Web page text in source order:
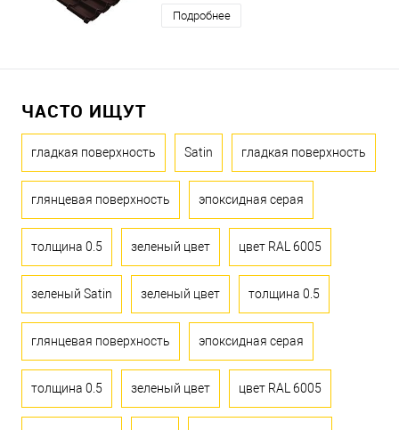
Подробнее
ЧАСТО ИЩУТ
гладкая поверхность Satin гладкая поверхность
глянцевая поверхность эпоксидная серая
толщина 0.5 зеленый цвет цвет RAL 6005
зеленый Satin зеленый цвет толщина 0.5
глянцевая поверхность эпоксидная серая
толщина 0.5 зеленый цвет цвет RAL 6005